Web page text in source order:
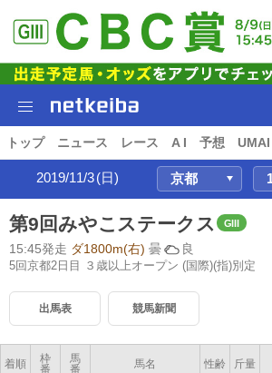
トップ ニュース レース A I 予想
2019/11/3(日)
第9回みやこステークス GIII
15:45発走 ダ1800m(右) 曇 良
5回京都2日目 ３歳以上オープン (国際)(指)別定
出馬表 競馬新聞
着順
枠
番
馬
番
馬名 性齢 斤量